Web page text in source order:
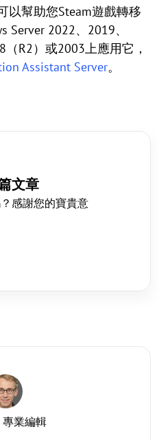
以幫助您Steam遊戲轉移
Server 2022、2019、
R2）或2003上應用它，
Assistant Server。
文章
感謝您的寶貴意
專業編輯